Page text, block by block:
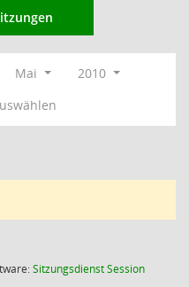
Mai
2010
SitzungsdienstSession(Wird in